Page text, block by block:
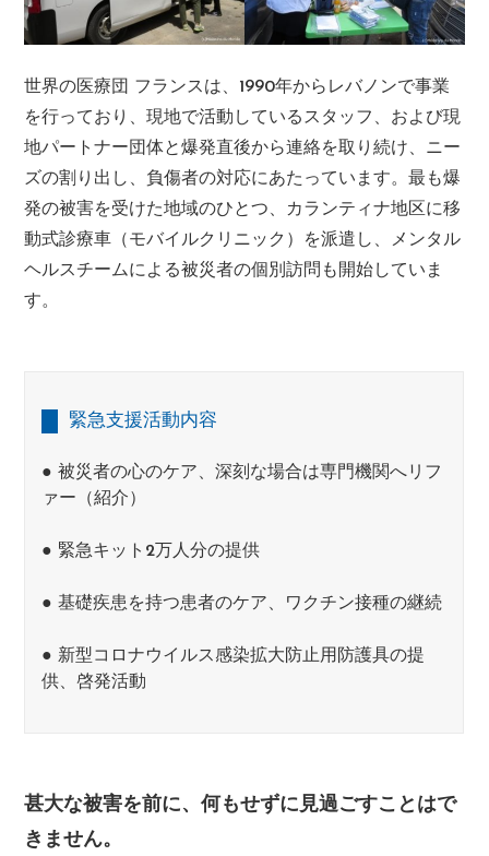
世界の医療団 フランスは、1990年からレバノンで事業
を行っており、現地で活動しているスタッフ、および現
地パートナー団体と爆発直後から連絡を取り続け、ニー
ズの割り出し、負傷者の対応にあたっています。最も爆
発の被害を受けた地域のひとつ、カランティナ地区に移
動式診療車（モバイルクリニック）を派遣し、メンタル
ヘルスチームによる被災者の個別訪問も開始していま
す。
緊急支援活動内容
● 被災者の心のケア、深刻な場合は専門機関へリフ
ァー（紹介）
● 緊急キット2万人分の提供
● 基礎疾患を持つ患者のケア、ワクチン接種の継続
● 新型コロナウイルス感染拡大防止用防護具の提
供、啓発活動
甚大な被害を前に、何もせずに見過ごすことはで
きません。